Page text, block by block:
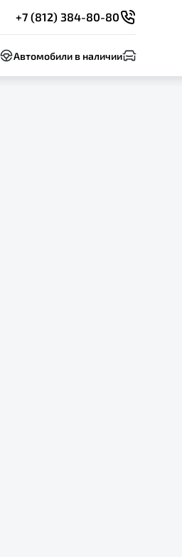
+7 (812) 384-80-80
Автомобили в наличии